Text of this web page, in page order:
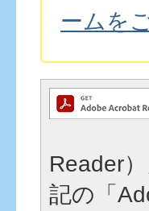
ームを
Reader
記の「